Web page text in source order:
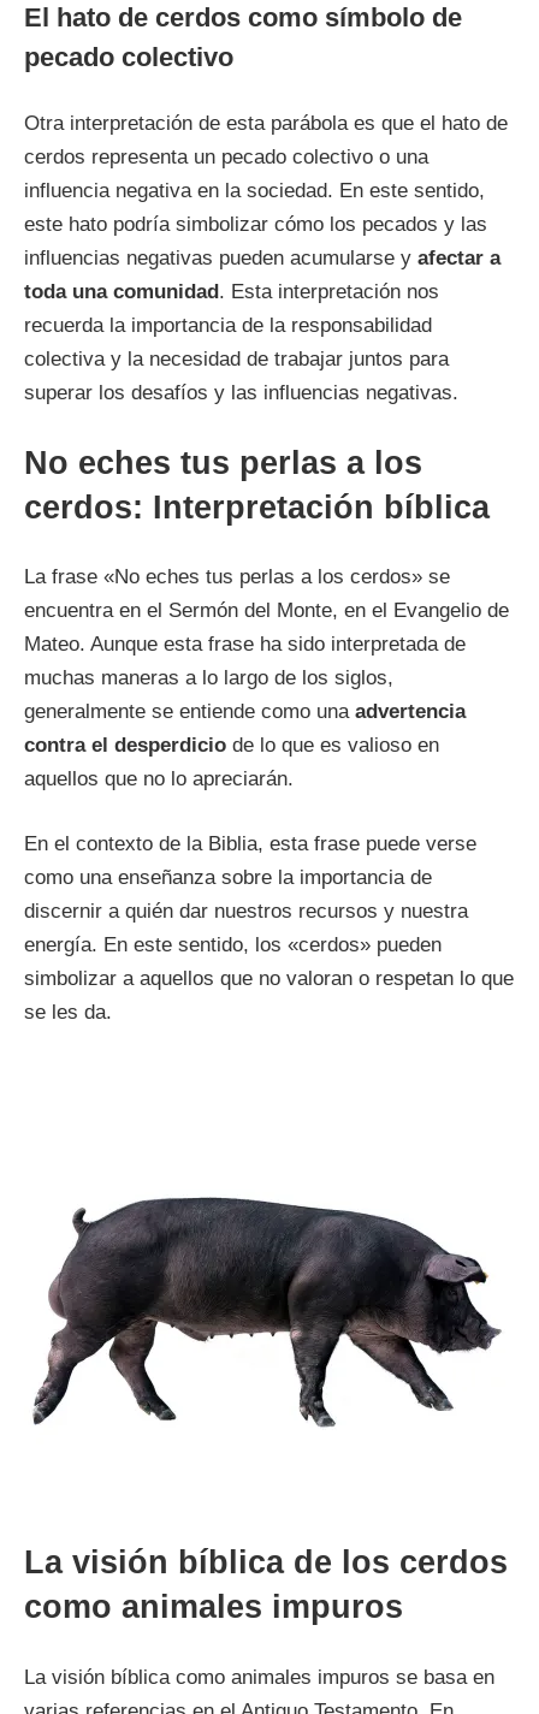
El hato de cerdos como símbolo de
pecado colectivo
Otra interpretación de esta parábola es que el hato de
cerdos representa un pecado colectivo o una
influencia negativa en la sociedad. En este sentido,
este hato podría simbolizar cómo los pecados y las
influencias negativas pueden acumularse y afectar a
toda una comunidad . Esta interpretación nos
recuerda la importancia de la responsabilidad
colectiva y la necesidad de trabajar juntos para
superar los desafíos y las influencias negativas.
No eches tus perlas a los
cerdos: Interpretación bíblica
La frase «No eches tus perlas a los cerdos» se
encuentra en el Sermón del Monte, en el Evangelio de
Mateo. Aunque esta frase ha sido interpretada de
muchas maneras a lo largo de los siglos,
generalmente se entiende como una advertencia
contra el desperdicio de lo que es valioso en
aquellos que no lo apreciarán.
En el contexto de la Biblia, esta frase puede verse
como una enseñanza sobre la importancia de
discernir a quién dar nuestros recursos y nuestra
energía. En este sentido, los «cerdos» pueden
simbolizar a aquellos que no valoran o respetan lo que
se les da.
La visión bíblica de los cerdos
como animales impuros
La visión bíblica como animales impuros se basa en